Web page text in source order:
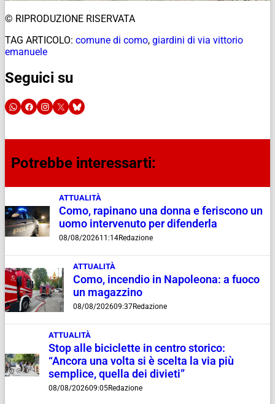
© RIPRODUZIONE RISERVATA
TAG ARTICOLO: comune di como, giardini di via vittorio
emanuele
Seguici su
Potrebbe interessarti:
ATTUALITÀ
Como, rapinano una donna e feriscono un
uomo intervenuto per difenderla
08/08/202611:14Redazione
ATTUALITÀ
Como, incendio in Napoleona: a fuoco
un magazzino
08/08/202609:37Redazione
ATTUALITÀ
Stop alle biciclette in centro storico:
“Ancora una volta si è scelta la via più
semplice, quella dei divieti”
08/08/202609:05Redazione